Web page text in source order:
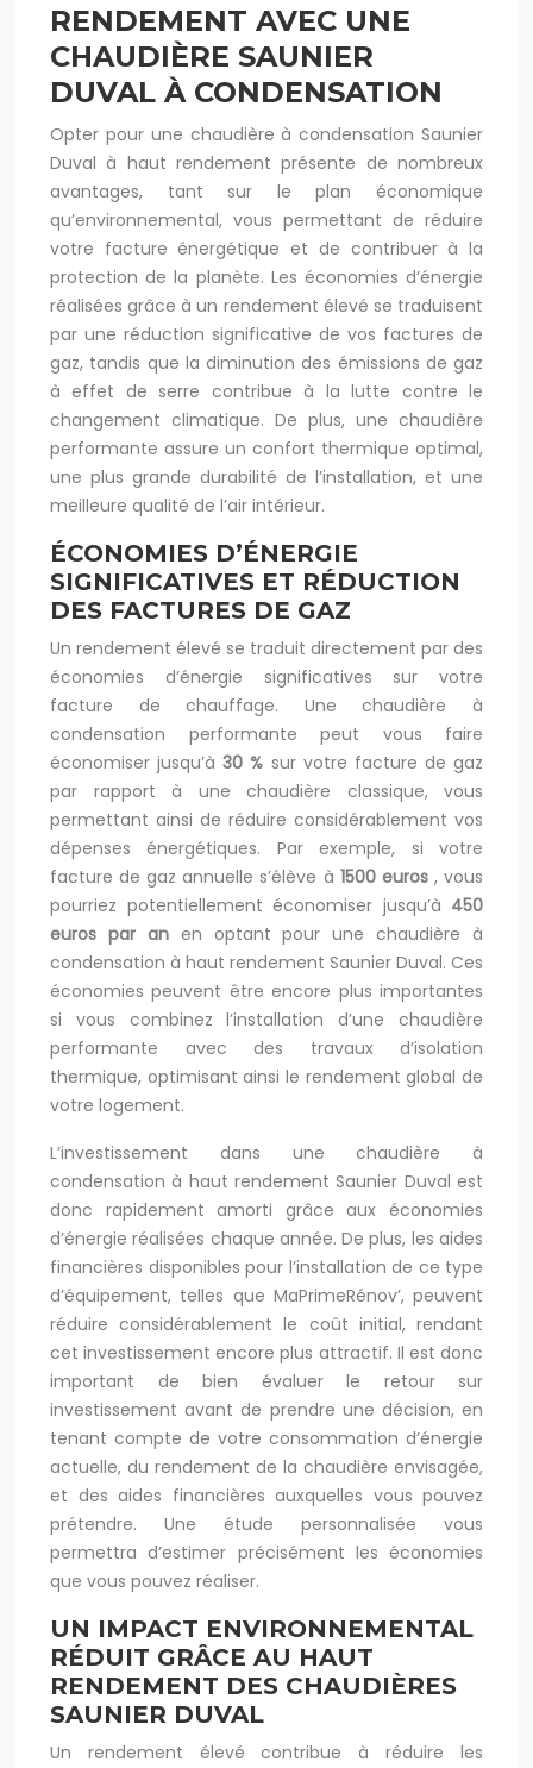
RENDEMENT AVEC UNE
CHAUDIÈRE SAUNIER
DUVAL À CONDENSATION
Opter pour une chaudière à condensation Saunier
Duval à haut rendement présente de nombreux
avantages, tant sur le plan économique
qu’environnemental, vous permettant de réduire
votre facture énergétique et de contribuer à la
protection de la planète. Les économies d’énergie
réalisées grâce à un rendement élevé se traduisent
par une réduction significative de vos factures de
gaz, tandis que la diminution des émissions de gaz
à effet de serre contribue à la lutte contre le
changement climatique. De plus, une chaudière
performante assure un confort thermique optimal,
une plus grande durabilité de l’installation, et une
meilleure qualité de l’air intérieur.
ÉCONOMIES D’ÉNERGIE
SIGNIFICATIVES ET RÉDUCTION
DES FACTURES DE GAZ
Un rendement élevé se traduit directement par des
économies d’énergie significatives sur votre
facture de chauffage. Une chaudière à
condensation performante peut vous faire
économiser jusqu’à30 % sur votre facture de gaz
par rapport à une chaudière classique, vous
permettant ainsi de réduire considérablement vos
dépenses énergétiques. Par exemple, si votre
facture de gaz annuelle s’élève à 1500 euros , vous
pourriez potentiellement économiser jusqu’à 450
euros par an en optant pour une chaudière à
condensation à haut rendement Saunier Duval. Ces
économies peuvent être encore plus importantes
si vous combinez l’installation d’une chaudière
performante avec des travaux d’isolation
thermique, optimisant ainsi le rendement global de
votre logement.
L’investissement dans une chaudière à
condensation à haut rendement Saunier Duval est
donc rapidement amorti grâce aux économies
d’énergie réalisées chaque année. De plus, les aides
financières disponibles pour l’installation de ce type
d’équipement, telles que MaPrimeRénov’, peuvent
réduire considérablement le coût initial, rendant
cet investissement encore plus attractif. Il est donc
important de bien évaluer le retour sur
investissement avant de prendre une décision, en
tenant compte de votre consommation d’énergie
actuelle, du rendement de la chaudière envisagée,
et des aides financières auxquelles vous pouvez
prétendre. Une étude personnalisée vous
permettra d’estimer précisément les économies
que vous pouvez réaliser.
UN IMPACT ENVIRONNEMENTAL
RÉDUIT GRÂCE AU HAUT
RENDEMENT DES CHAUDIÈRES
SAUNIER DUVAL
Un rendement élevé contribue à réduire les